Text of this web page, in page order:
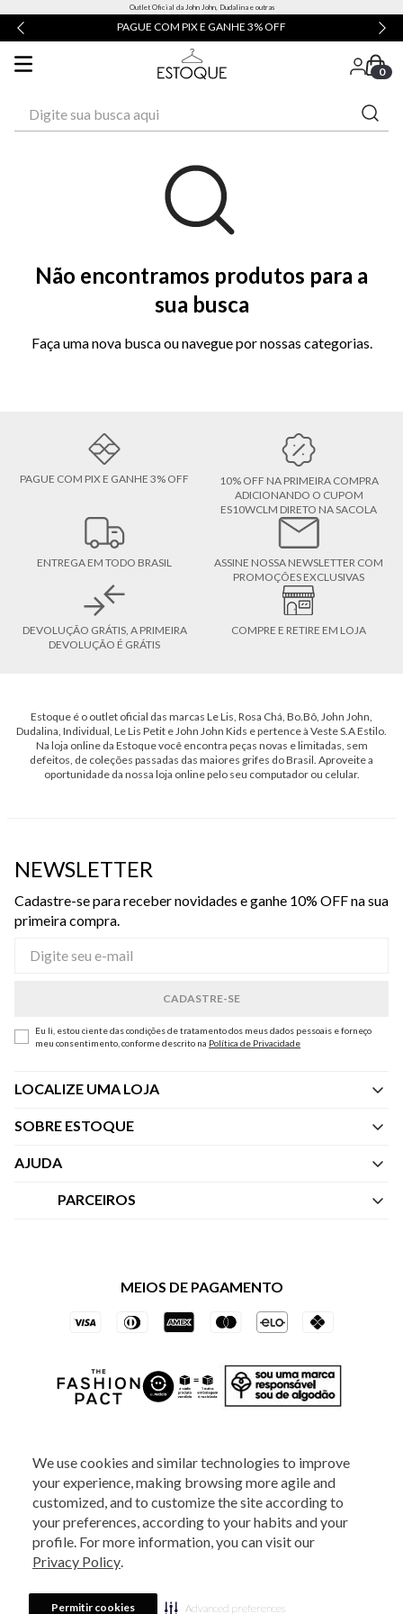
We use cookies and similar technologies to improve
your experience, making browsing more agile and
customized, and to customize the site according to
your preferences, according to your habits and your
profile. For more information, you can visit our
Privacy Policy.
Permitir cookies Advanced preferences
Outlet Oficial da John John, Dudalina e outras
E GANHE 3% OFF ATÉ 3X SEM JUROS
0
Não encontramos produtos para a
sua busca
Faça uma nova busca ou navegue por nossas categorias.
PAGUE COM PIX E GANHE 3% OFF
10% OFF NA PRIMEIRA COMPRA
ADICIONANDO O CUPOM
ES10WCLM DIRETO NA SACOLA
ENTREGA EM TODO BRASIL
ASSINE NOSSA NEWSLETTER COM
PROMOÇÕES EXCLUSIVAS
DEVOLUÇÃO GRÁTIS, A PRIMEIRA
DEVOLUÇÃO É GRÁTIS
COMPRE E RETIRE EM LOJA
Estoque é o outlet oficial das marcas Le Lis, Rosa Chá, Bo.Bô, John John,
Dudalina, Individual, Le Lis Petit e John John Kids e pertence à Veste S.A Estilo.
Na loja online da Estoque você encontra peças novas e limitadas, sem
defeitos, de coleções passadas das maiores grifes do Brasil. Aproveite a
oportunidade da nossa loja online pelo seu computador ou celular.
NEWSLETTER
Cadastre-se para receber novidades e ganhe 10% OFF na sua
primeira compra.
Eu li, estou ciente das condições de tratamento dos meus dados pessoais e forneço
meu consentimento, conforme descrito na Política de Privacidade
LOCALIZE UMA LOJA
SOBRE ESTOQUE
Quem Somos
AJUDA
Central de Atendimento
Trocas e Devoluções
PARCEIROS
Vai de Visa
Azul Fidelidade
MEIOS DE PAGAMENTO
2025 - Veste S.A Estilo. Todos os direitos reservados - A loja Estoque reserva-
se no direito de corrigir ou alterar informações como: preços, promoções e
880 5520.Horário de Atendimento:
Sábados das 8h às 14h, exceto feriados. Veste S.A Estilo. Rua Othão, 405, Vila